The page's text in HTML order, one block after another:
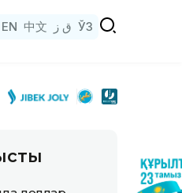
EN 中文 ق ز ЎЗ